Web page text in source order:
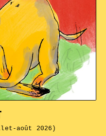
août 2026)